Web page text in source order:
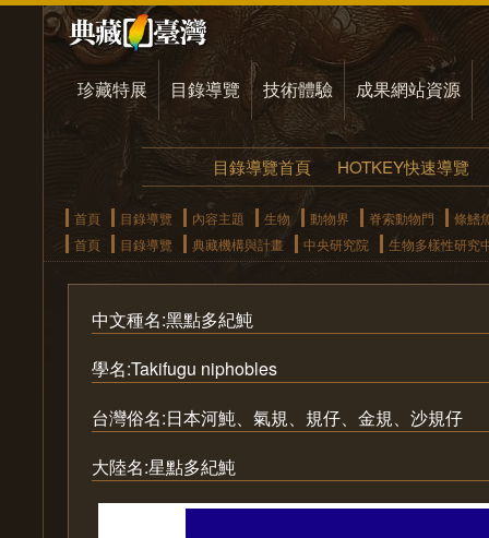
珍藏特展 目錄導覽 技術體驗 成果網站資源
目錄導覽首頁 HOTKEY快速導覽
首頁 目錄導覽 內容主題 生物 動物界 脊索動物門
條鰭
首頁
目錄導覽 典藏機構與計畫 中央研究院 生物多樣性研究
中文種名:黑點多紀魨
學名:Takifugu niphobles
台灣俗名:日本河魨、氣規、規仔、金規、沙規仔
大陸名:星點多紀魨